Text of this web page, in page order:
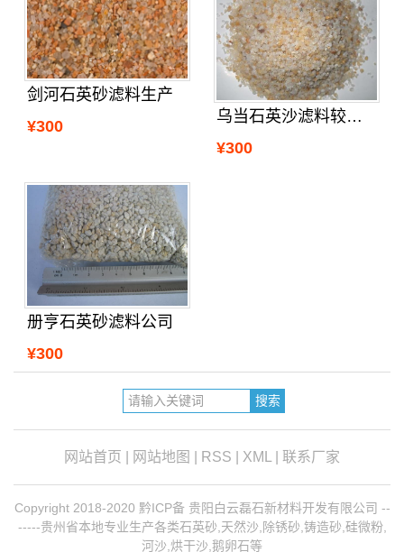
剑河石英砂滤料生产
¥300
乌当石英沙滤料较近的厂
¥300
册亨石英砂滤料公司
¥300
网站首页 网站地图 RSS XML 联系厂家
Copyright 2018-2020 黔ICP备 贵阳白云磊石新材料开发有限公司 --
-----贵州省本地专业生产各类石英砂,天然沙,除锈砂,铸造砂,硅微粉,
河沙,烘干沙,鹅卵石等